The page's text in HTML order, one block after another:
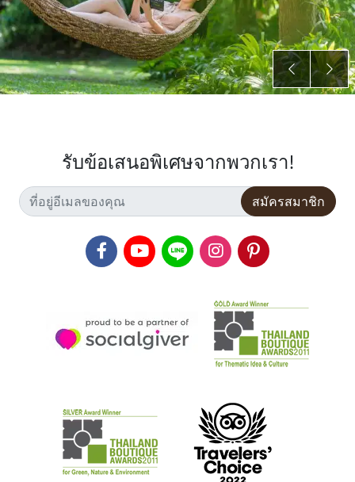
รับข้อเสนอพิเศษจากพวกเรา!
สมัครสมาชิก